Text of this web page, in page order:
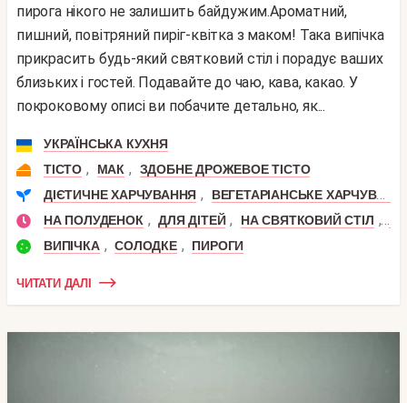
пирога нікого не залишить байдужим.Ароматний,
пишний, повітряний пиріг-квітка з маком! Така випічка
прикрасить будь-який святковий стіл і порадує ваших
близьких і гостей. Подавайте до чаю, кава, какао. У
покроковому описі ви побачите детально, як...
УКРАЇНСЬКА КУХНЯ
ТІСТО , МАК ,
ЗДОБНЕ ДРОЖЕВОЕ ТІСТО
ДІЄТИЧНЕ ХАРЧУВАННЯ ,
ВЕГЕТАРІАНСЬКЕ ХАРЧУВАННЯ
НА ПОЛУДЕНОК , ДЛЯ ДІТЕЙ , НА СВЯТКОВИЙ СТІЛ ,
ВИПІЧКА , СОЛОДКЕ , ПИРОГИ
ЧИТАТИ ДАЛІ